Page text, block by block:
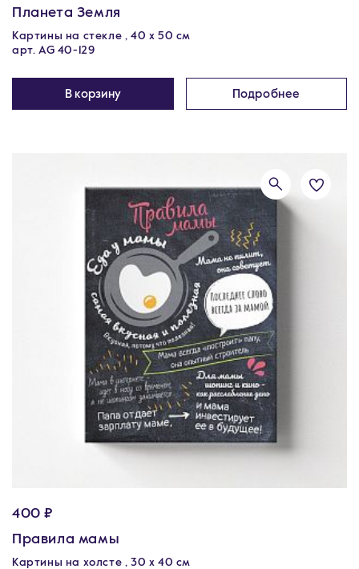
Планета Земля
Картины на стекле , 40 х 50 см
арт. AG 40-129
В корзину Подробнее
400 ₽
Правила мамы
Картины на холсте , 30 х 40 см